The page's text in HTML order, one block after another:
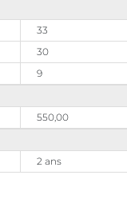
33
30
9
550,00
2 ans